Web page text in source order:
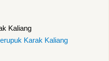
Kaliang
Karak Kaliang